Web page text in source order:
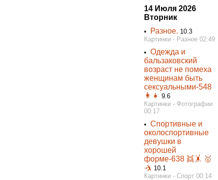
14 Июля 2026
Вторник
• Разное. 10.3
Картинки - Разное 02:49
•Одежда и
бальзаковский
возраст не помеха
женщинам быть
сексуальными-548
👩👧 9.6
Картинки - Фотографии
00:17
•Спортивные и
околоспортивные
девушки в
хорошей
форме-638 👯‍🤸 🥇
🤺 10.1
Картинки - Спорт 00:14